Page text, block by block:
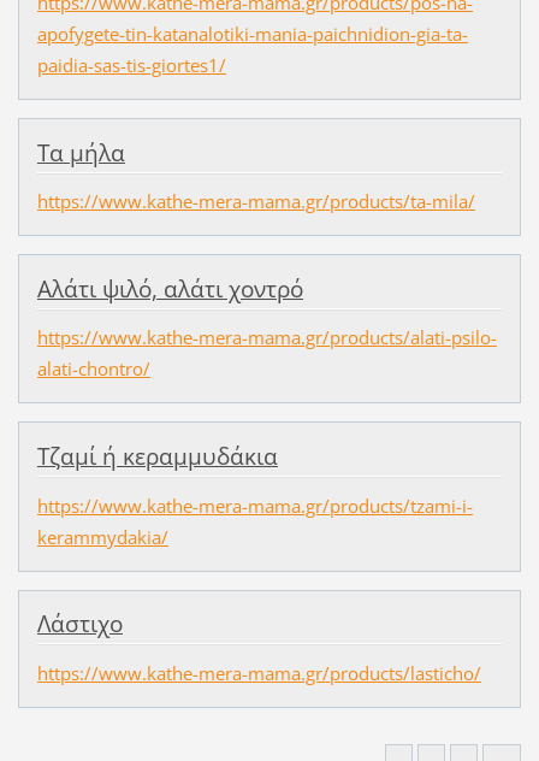
apofygete-tin-katanalotiki-mania-paichnidion-gia-ta-
paidia-sas-tis-giortes1/
Τα μήλα
https://www.kathe-mera-mama.gr/products/ta-mila/
Αλάτι ψιλό, αλάτι χοντρό
https://www.kathe-mera-mama.gr/products/alati-psilo-
alati-chontro/
Τζαμί ή κεραμμυδάκια
https://www.kathe-mera-mama.gr/products/tzami-i-
kerammydakia/
Λάστιχο
https://www.kathe-mera-mama.gr/products/lasticho/